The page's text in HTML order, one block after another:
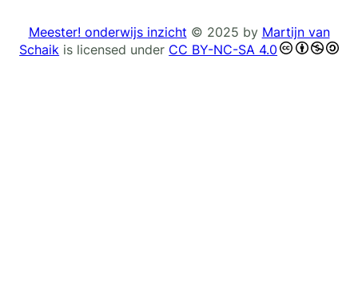
k
e
n
Meester! onderwijs inzicht © 2025 by Martijn van
Schaik is licensed under CC BY-NC-SA 4.0